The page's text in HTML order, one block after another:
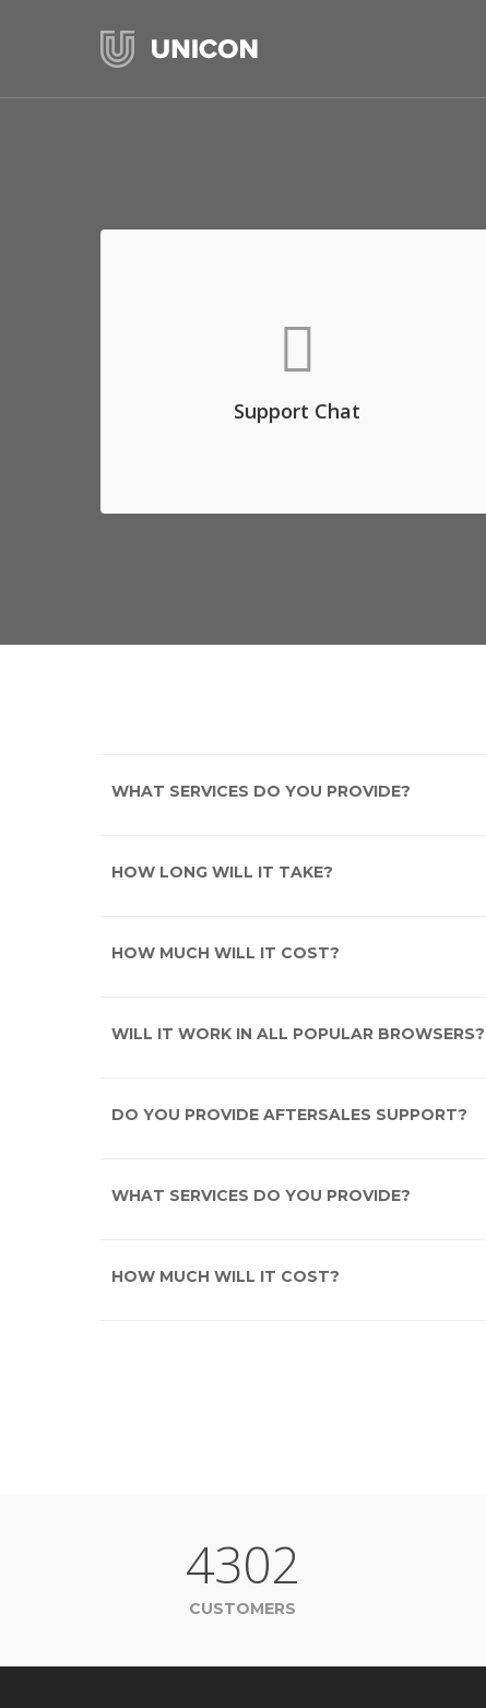
Support Chat
Aenean commodo ligula eget dolor. Aenean
massa. Lorem ipsum dolor sit amet, consec
WHAT SERVICES DO YOU PROVIDE?
HOW LONG WILL IT TAKE?
HOW MUCH WILL IT COST?
WILL IT WORK IN ALL POPULAR BROWSERS?
DO YOU PROVIDE AFTERSALES SUPPORT?
WHAT SERVICES DO YOU PROVIDE?
HOW MUCH WILL IT COST?
4302
CUSTOMERS